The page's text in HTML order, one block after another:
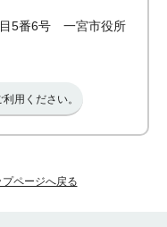
5番6号 一宮市役所
用ください。
プページへ戻る